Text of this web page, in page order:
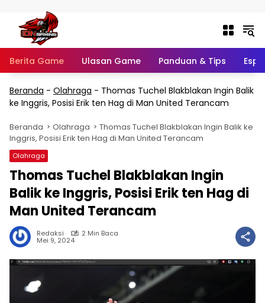
Berita Game Ulasan Game Panduan & Tips
Beranda - Olahraga - Thomas Tuchel Blakblakan Ingin Balik
ke Inggris, Posisi Erik ten Hag di Man United Terancam
Beranda Olahraga
Thomas Tuchel Blakblakan Ingin Balik ke
Inggris, Posisi Erik ten Hag di Man United Terancam
Olahraga
Thomas Tuchel Blakblakan Ingin
Balik ke Inggris, Posisi Erik ten Hag di
Man United Terancam
Redaksi 2 Min Baca
Mei 9, 2024